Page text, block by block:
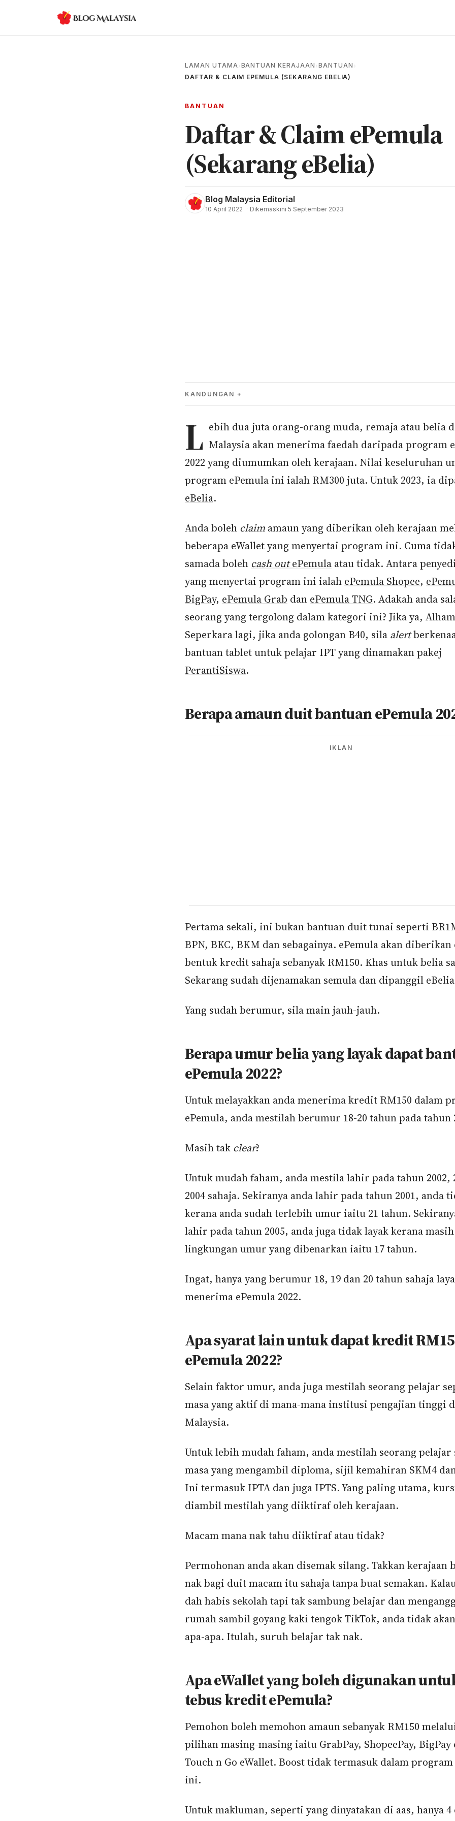
LAMAN UTAMA› BANTUAN KERAJAAN › BANTUAN ›
DAFTAR & CLAIM EPEMULA (SEKARANG EBELIA)
BANTUAN
Daftar & Claim ePemula
(Sekarang eBelia)
Blog Malaysia Editorial
10 April 2022 · Dikemaskini 5 September 2023
KANDUNGAN
L ebih dua juta orang-orang muda, remaja atau belia
Malaysia akan menerima faedah daripada program
2022 yang diumumkan oleh kerajaan. Nilai keseluruhan
program ePemula ini ialah RM300 juta. Untuk 2023, ia
eBelia.
Anda boleh claim amaun yang diberikan oleh kerajaan
beberapa eWallet yang menyertai program ini. Cuma
samada boleh cash outePemula atau tidak. Antara
yang menyertai program ini ialah ePemula Shopee,
BigPay, ePemula Grab dan ePemula TNG. Adakah anda
seorang yang tergolong dalam kategori ini? Jika ya,
Seperkara lagi, jika anda golongan B40, sila alert
bantuan tablet untuk pelajar IPT yang dinamakan pakej
PerantiSiswa.
Berapa amaun duit bantuan ePemula
IKLAN
Pertama sekali, ini bukan bantuan duit tunai seperti
BPN, BKC, BKM dan sebagainya. ePemula akan diberikan
bentuk kredit sahaja sebanyak RM150. Khas untuk belia
Sekarang sudah dijenamakan semula dan dipanggil
Yang sudah berumur, sila main jauh-jauh.
Berapa umur belia yang layak dapat
ePemula 2022?
Untuk melayakkan anda menerima kredit RM150 dalam
ePemula, anda mestilah berumur 18-20 tahun pada tahun
Masih tak clear?
Untuk mudah faham, anda mestila lahir pada tahun 2002,
2004 sahaja. Sekiranya anda lahir pada tahun 2001, anda
kerana anda sudah terlebih umur iaitu 21 tahun.
lahir pada tahun 2005, anda juga tidak layak kerana
lingkungan umur yang dibenarkan iaitu 17 tahun.
Ingat, hanya yang berumur 18, 19 dan 20 tahun sahaja
menerima ePemula 2022.
Apa syarat lain untuk dapat kredit
ePemula 2022?
Selain faktor umur, anda juga mestilah seorang pelajar
masa yang aktif di mana-mana institusi pengajian tinggi
Malaysia.
Untuk lebih mudah faham, anda mestilah seorang pelajar
masa yang mengambil diploma, sijil kemahiran SKM4
Ini termasuk IPTA dan juga IPTS. Yang paling utama,
diambil mestilah yang diiktiraf oleh kerajaan.
Macam mana nak tahu diiktiraf atau tidak?
Permohonan anda akan disemak silang. Takkan kerajaan
nak bagi duit macam itu sahaja tanpa buat semakan.
dah habis sekolah tapi tak sambung belajar dan
rumah sambil goyang kaki tengok TikTok, anda tidak
apa-apa. Itulah, suruh belajar tak nak.
Apa eWallet yang boleh digunakan
tebus kredit ePemula?
Pemohon boleh memohon amaun sebanyak RM150
pilihan masing-masing iaitu GrabPay, ShopeePay, BigPay
Touch n Go eWallet. Boost tidak termasuk dalam program
ini.
Untuk makluman, seperti yang dinyatakan di aas, hanya 4